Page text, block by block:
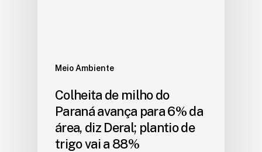
Meio Ambiente
Colheita de milho do
Paraná avança para 6% da
área, diz Deral; plantio de
trigo vai a 88%